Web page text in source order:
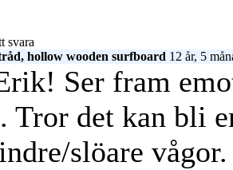
svara
hollow wooden surfboard 12 år, 5
Ser fram
Tror det kan bli
slöare vågor.